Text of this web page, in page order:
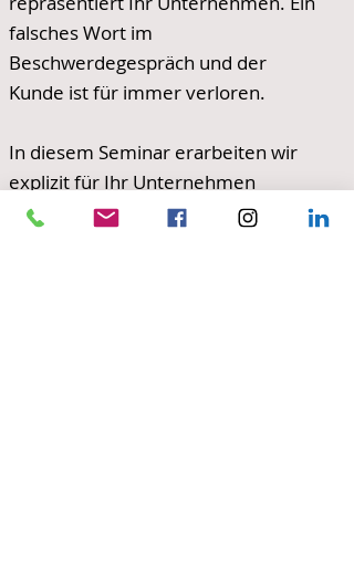
falsches Wort im
Beschwerdegespräch und der
Kunde ist für immer verloren.
In diesem Seminar erarbeiten wir
explizit für Ihr Unternehmen
Formeln für einen vorbildichen